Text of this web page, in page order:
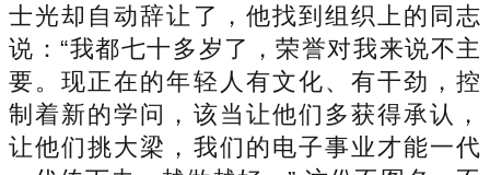
士光却自动辞让了，他找到组织上的同志
说：“我都七十多岁了，荣誉对我来说不主
要。现正在的年轻人有文化、有干劲，控
制着新的学问，该当让他们多获得承认，
让他们挑大梁，我们的电子事业才能一代